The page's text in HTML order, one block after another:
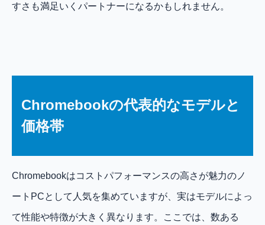
すさも満足いくパートナーになるかもしれません。
Chromebookの代表的なモデルと
価格帯
Chromebookはコストパフォーマンスの高さが魅力のノ
ートPCとして人気を集めていますが、実はモデルによっ
て性能や特徴が大きく異なります。ここでは、数ある